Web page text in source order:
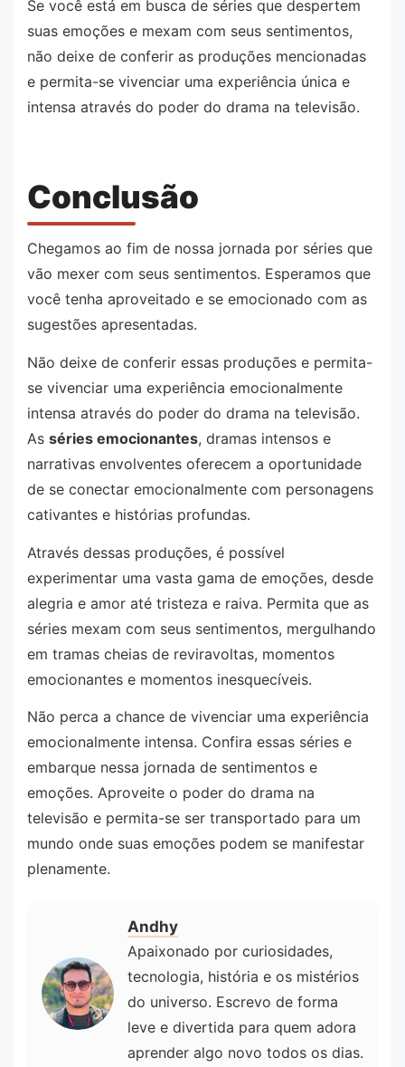
Se você está em busca de séries que despertem
suas emoções e mexam com seus sentimentos,
não deixe de conferir as produções mencionadas
e permita-se vivenciar uma experiência única e
intensa através do poder do drama na televisão.
Conclusão
Chegamos ao fim de nossa jornada por séries que
vão mexer com seus sentimentos. Esperamos que
você tenha aproveitado e se emocionado com as
sugestões apresentadas.
Não deixe de conferir essas produções e permita-
se vivenciar uma experiência emocionalmente
intensa através do poder do drama na televisão.
As séries emocionantes, dramas intensos e
narrativas envolventes oferecem a oportunidade
de se conectar emocionalmente com personagens
cativantes e histórias profundas.
Através dessas produções, é possível
experimentar uma vasta gama de emoções, desde
alegria e amor até tristeza e raiva. Permita que as
séries mexam com seus sentimentos, mergulhando
em tramas cheias de reviravoltas, momentos
emocionantes e momentos inesquecíveis.
Não perca a chance de vivenciar uma experiência
emocionalmente intensa. Confira essas séries e
embarque nessa jornada de sentimentos e
emoções. Aproveite o poder do drama na
televisão e permita-se ser transportado para um
mundo onde suas emoções podem se manifestar
plenamente.
Andhy
Apaixonado por curiosidades,
tecnologia, história e os mistérios
do universo. Escrevo de forma
leve e divertida para quem adora
aprender algo novo todos os dias.